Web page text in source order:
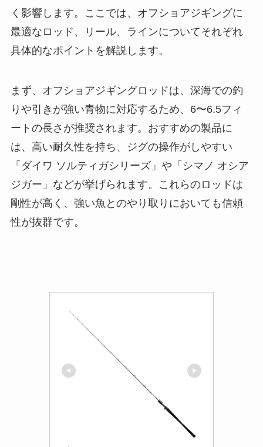
く影響します。ここでは、オフショアジギングに
最適なロッド、リール、ラインについてそれぞれ
具体的なポイントを解説します。
まず、オフショアジギングロッドは、深海での釣
りや引きが強い青物に対応するため、6〜6.5フィ
ートの長さが推奨されます。おすすめの製品に
は、高い耐久性を持ち、ジグの操作がしやすい
「ダイワ ソルティガシリーズ」や「シマノ オシア
ジガー」などが挙げられます。これらのロッドは
剛性が高く、強い魚とのやり取りにおいても信頼
性が抜群です。